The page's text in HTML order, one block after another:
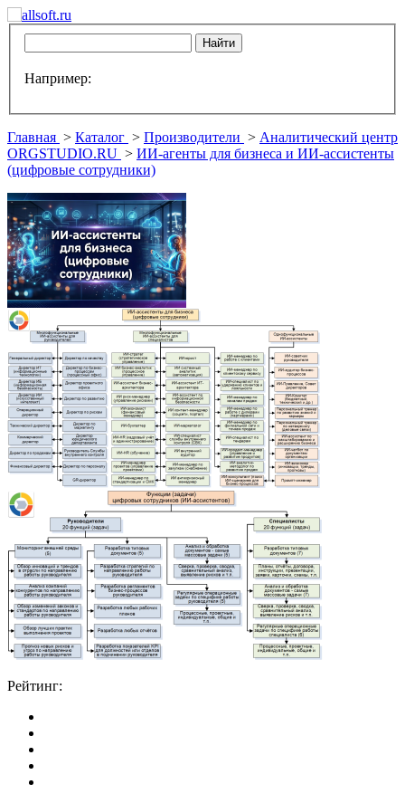
Например:
Главная > Каталог > Производители > Аналитический центр
ORGSTUDIO.RU > ИИ-агенты для бизнеса и ИИ-ассистенты
(цифровые сотрудники)
Рейтинг: